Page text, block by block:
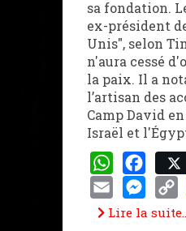
sa fondation.
ex-président
Unis", selon
n'aura cessé
la paix. Il a
l’artisan des
Camp David
Israël et
WhatsApp
Facebook
EmailMessenger
Copy
Lire la